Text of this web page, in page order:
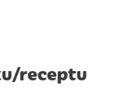
receptu